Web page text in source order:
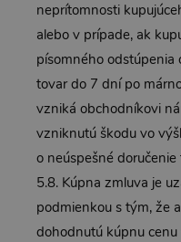
neprítomnosti
alebo v prípade, ak
písomného
tovar do 7 dní po
vzniká obchodníkovi
vzniknutú škodu vo
o neúspešné
5.8. Kúpna zmluva je
podmienkou s tým, že
dohodnutú kúpnu